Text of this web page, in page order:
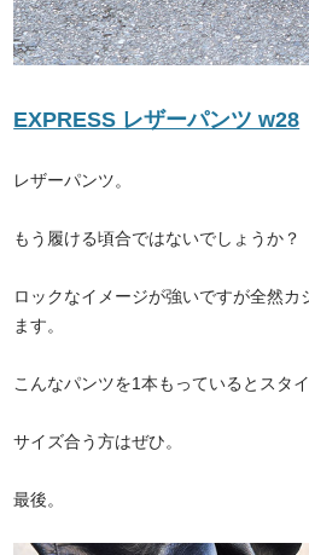
EXPRESS レザーパンツ w28
レザーパンツ。
もう履ける頃合ではないでしょうか？
ロックなイメージが強いですが全然
ます。
こんなパンツを1本もっているとスタ
サイズ合う方はぜひ。
最後。